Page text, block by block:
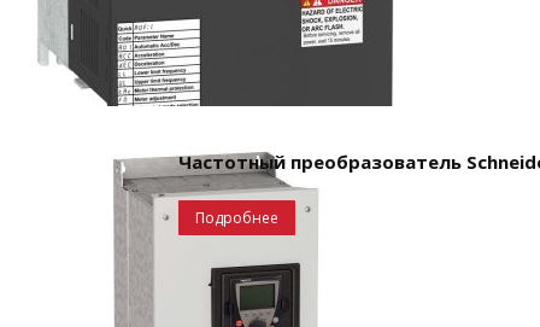
Частотный преобразователь
Подробнее